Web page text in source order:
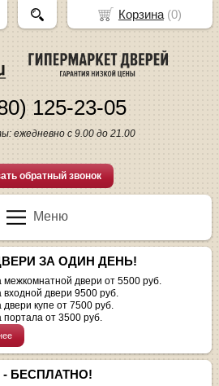
125-23-05
ежедневно с 9.00 до 21.00
обратный звонок
Меню
ЗА ОДИН ДЕНЬ!
межкомнатной двери от 5500 руб.
входной двери 9500 руб.
двери купе от 7500 руб.
портала от 3500 руб.
БЕСПЛАТНО!
Корзина(0)